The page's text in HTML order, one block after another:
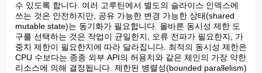
수 있도록 합니다. 여러 고루틴에서 별도의 슬라이스 인덱스에
쓰는 것은 안전하지만, 공유 가능한 변경 가능한 상태(shared
mutable state)는 동기화가 필요합니다. 올바른 동시성 제한 도
구를 선택하는 것은 작업이 균일한지, 오류 전파가 필요한지, 가
중치 제한이 필요한지에 따라 달라집니다. 최적의 동시성 제한은
CPU 수보다는 종종 외부 API의 허용치와 같은 체인의 가장 약한
리소스에 의해 결정됩니다. 제한된 병렬성(bounded parallelism)